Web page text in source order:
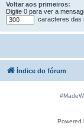
Voltar aos primeiros:
Digite 0 para ver a
caracteres das
Índice do fórum
Powered